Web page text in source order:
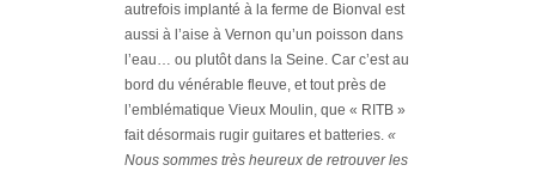
autrefois implanté à la ferme de Bionval est
aussi à l’aise à Vernon qu’un poisson dans
l’eau… ou plutôt dans la Seine. Car c’est au
bord du vénérable fleuve, et tout près de
l’emblématique Vieux Moulin, que « RITB »
fait désormais rugir guitares et batteries. «
Nous sommes très heureux de retrouver les